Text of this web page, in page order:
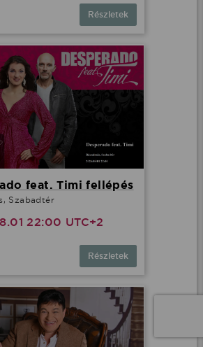
Részletek
feat. Timi fellépés
Szabadtér
22:00 UTC+2
Részletek